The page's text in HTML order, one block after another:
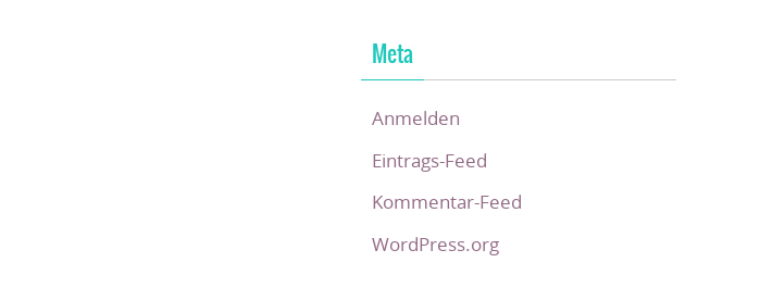
Meta
Anmelden
Eintrags-Feed
Kommentar-Feed
WordPress.org